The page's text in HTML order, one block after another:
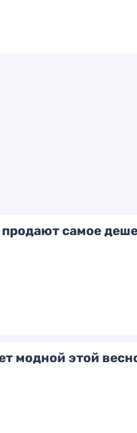
продают самое
модной этой